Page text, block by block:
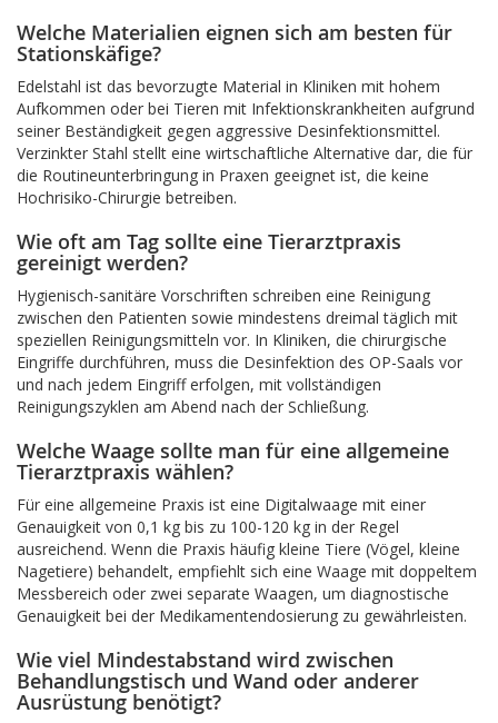
Welche Materialien eignen sich am besten für
Stationskäfige?
Edelstahl ist das bevorzugte Material in Kliniken mit hohem
Aufkommen oder bei Tieren mit Infektionskrankheiten aufgrund
seiner Beständigkeit gegen aggressive Desinfektionsmittel.
Verzinkter Stahl stellt eine wirtschaftliche Alternative dar, die für
die Routineunterbringung in Praxen geeignet ist, die keine
Hochrisiko-Chirurgie betreiben.
Wie oft am Tag sollte eine Tierarztpraxis
gereinigt werden?
Hygienisch-sanitäre Vorschriften schreiben eine Reinigung
zwischen den Patienten sowie mindestens dreimal täglich mit
speziellen Reinigungsmitteln vor. In Kliniken, die chirurgische
Eingriffe durchführen, muss die Desinfektion des OP-Saals vor
und nach jedem Eingriff erfolgen, mit vollständigen
Reinigungszyklen am Abend nach der Schließung.
Welche Waage sollte man für eine allgemeine
Tierarztpraxis wählen?
Für eine allgemeine Praxis ist eine Digitalwaage mit einer
Genauigkeit von 0,1 kg bis zu 100-120 kg in der Regel
ausreichend. Wenn die Praxis häufig kleine Tiere (Vögel, kleine
Nagetiere) behandelt, empfiehlt sich eine Waage mit doppeltem
Messbereich oder zwei separate Waagen, um diagnostische
Genauigkeit bei der Medikamentendosierung zu gewährleisten.
Wie viel Mindestabstand wird zwischen
Behandlungstisch und Wand oder anderer
Ausrüstung benötigt?